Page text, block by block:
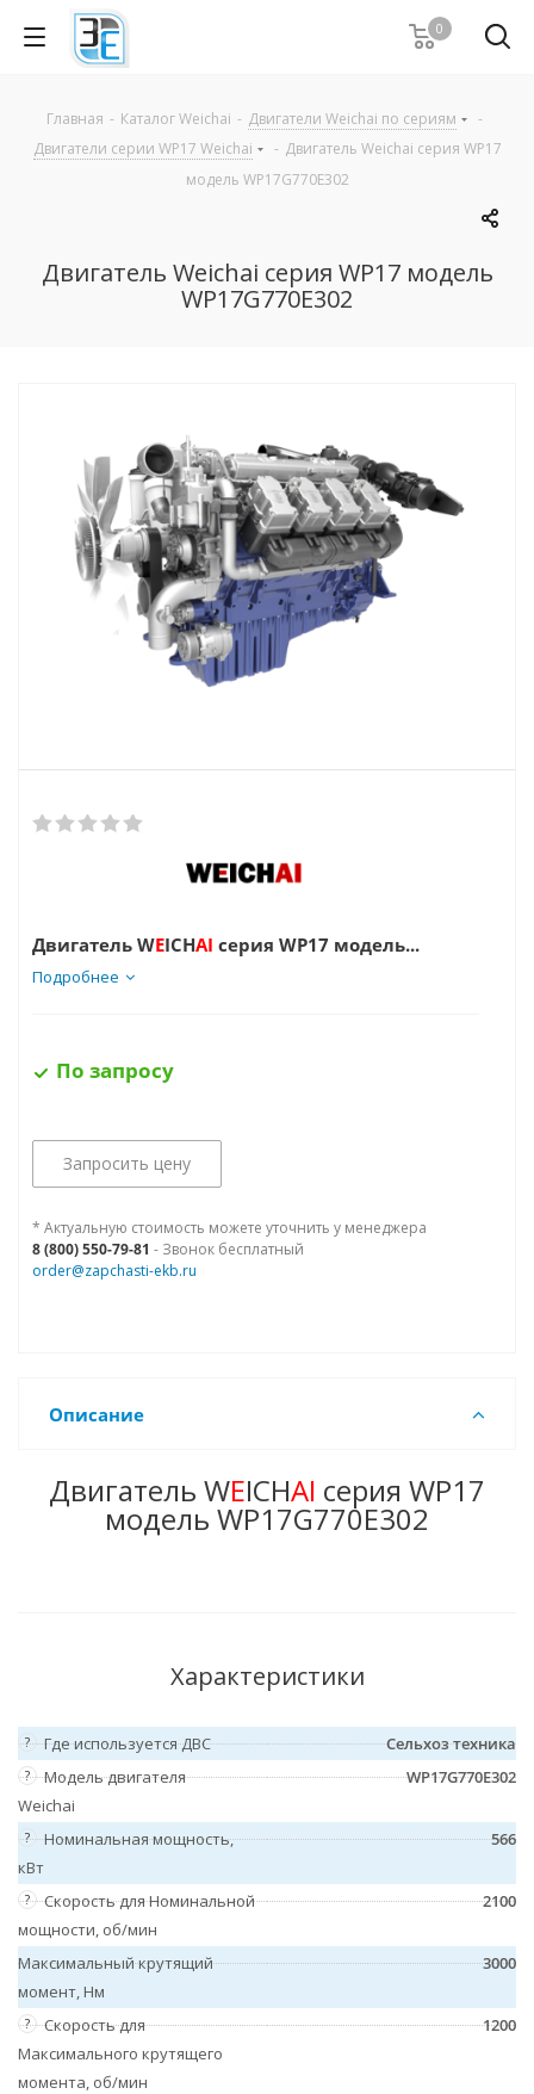
0
Главная - Каталог Weichai - Двигатели Weichai по сериям
-
Двигатели серии WP17 Weichai
- Двигатель Weichai серия WP17
модель WP17G770E302
Двигатель Weichai серия WP17 модель
WP17G770E302
Двигатель WEICHAI серия WP17 модель...
Подробнее
По запросу
Запросить цену
* Актуальную стоимость можете уточнить у менеджера
8 (800) 550-79-81 - Звонок бесплатный
order@zapchasti-ekb.ru
Описание
Двигатель WEICHAI серия WP17
модель WP17G770E302
Характеристики
? Где используется ДВС Сельхоз техника
?
Модель двигателя
Weichai
WP17G770E302
?
Номинальная мощность,
кВт
566
?
Скорость для Номинальной
мощности, об/мин
2100
Максимальный крутящий
момент, Нм
3000
?
Скорость для
Максимального крутящего
момента, об/мин
1200